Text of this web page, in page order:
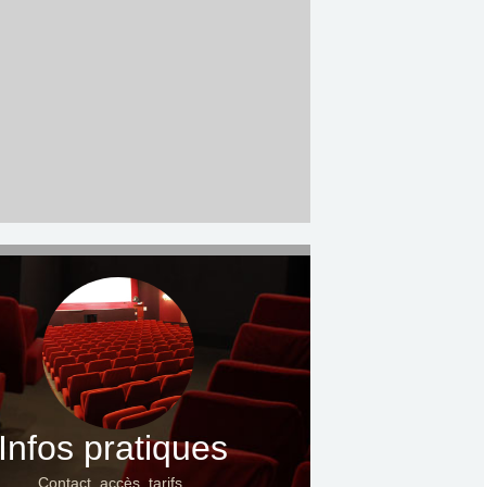
Infos pratiques
Contact, accès, tarifs…